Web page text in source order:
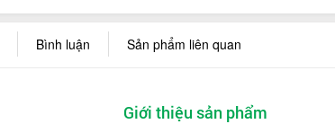
Bình luận Sản phẩm liên quan
Giới thiệu sản phẩm